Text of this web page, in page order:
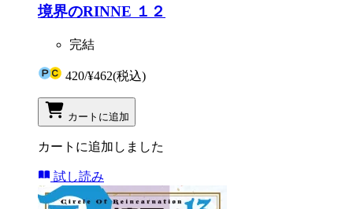
境界のRINNE １２
完結
420/¥462(税込)
カートに追加
カートに追加しました
試し読み